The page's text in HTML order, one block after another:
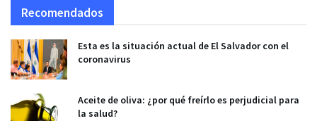
Recomendados
Esta es la situación actual de El Salvador con el
coronavirus
Aceite de oliva: ¿por qué freírlo es perjudicial para
la salud?